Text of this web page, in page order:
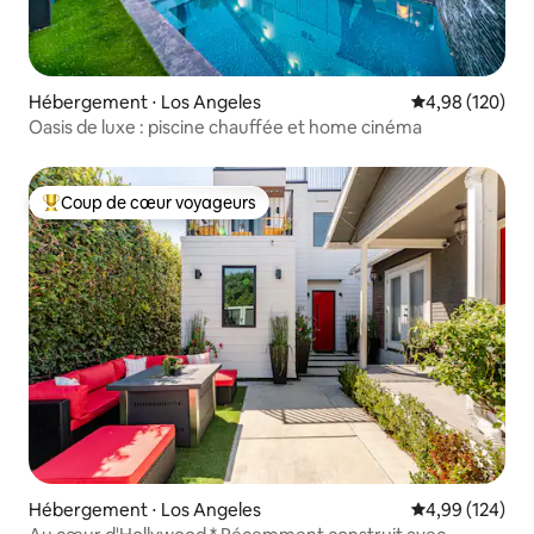
Hébergement ⋅ Los Angeles Évaluation
4,98 (120)
Oasis de luxe : piscine chauffée et home cinéma
Coups de cœur voyageurs les plus appréciés
Coup de cœur voyageurs
Hébergement ⋅ Los Angeles Évaluation
4,99 (124)